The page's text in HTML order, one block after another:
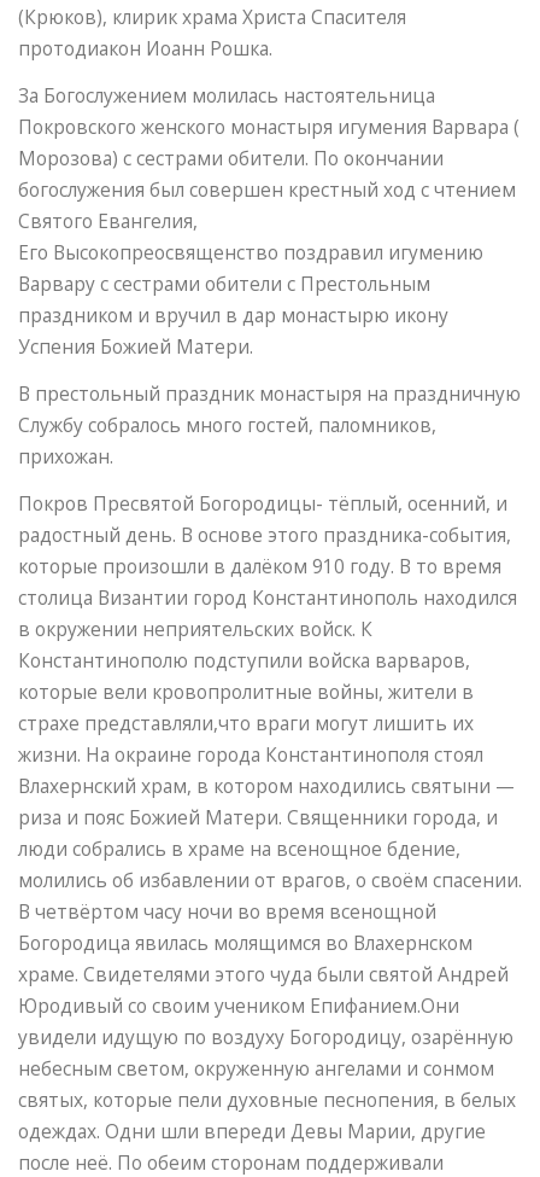
(Крюков), клирик храма Христа Спасителя
протодиакон Иоанн Рошка.
За Богослужением молилась настоятельница
Покровского женского монастыря игумения Варвара (
Морозова) с сестрами обители. По окончании
богослужения был совершен крестный ход с чтением
Святого Евангелия,
Его Высокопреосвященство поздравил игумению
Варвару с сестрами обители с Престольным
праздником и вручил в дар монастырю икону
Успения Божией Матери.
В престольный праздник монастыря на праздничную
Службу собралось много гостей, паломников,
прихожан.
Покров Пресвятой Богородицы- тёплый, осенний, и
радостный день. В основе этого праздника-события,
которые произошли в далёком 910 году. В то время
столица Византии город Константинополь находился
в окружении неприятельских войск. К
Константинополю подступили войска варваров,
которые вели кровопролитные войны, жители в
страхе представляли,что враги могут лишить их
жизни. На окраине города Константинополя стоял
Влахернский храм, в котором находились святыни —
риза и пояс Божией Матери. Священники города, и
люди собрались в храме на всенощное бдение,
молились об избавлении от врагов, о своём спасении.
В четвёртом часу ночи во время всенощной
Богородица явилась молящимся во Влахернском
храме. Свидетелями этого чуда были святой Андрей
Юродивый со своим учеником Епифанием.Они
увидели идущую по воздуху Богородицу, озарённую
небесным светом, окруженную ангелами и сонмом
святых, которые пели духовные песнопения, в белых
одеждах. Одни шли впереди Девы Марии, другие
после неё. По обеим сторонам поддерживали